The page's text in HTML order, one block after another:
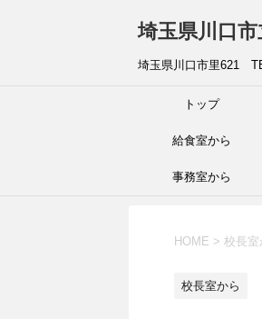
埼玉県川口
埼玉県川口市里621
トップ
給食室から
事務室から
HOME > 校長室
校長室から